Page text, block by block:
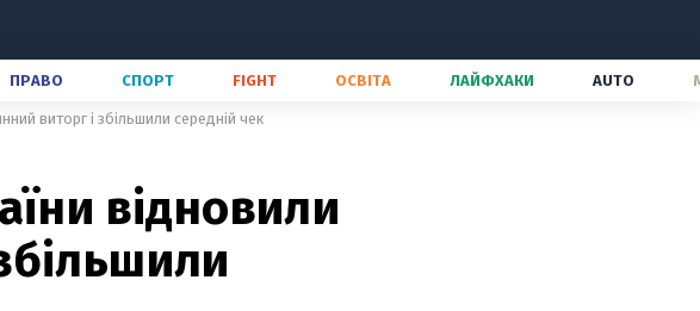
ПРАВО СПОРТ FIGHT ОСВІТА ЛАЙФХАКИ AUTO
виторг і збільшили середній чек
відновили